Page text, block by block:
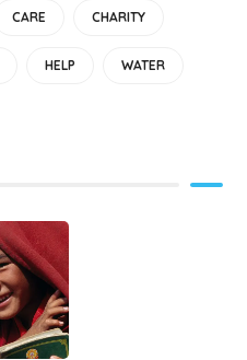
CARE CHARITY
HELP WATER